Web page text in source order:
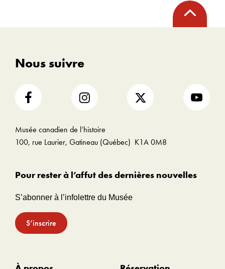
Retour
en
Nous suivre
Musée canadien de l’histoire
100, rue Laurier, Gatineau (Québec) K1A 0M8
Pour rester à l’affut des dernières nouvelles
S’abonner à l’infolettre du Musée
S’inscrire